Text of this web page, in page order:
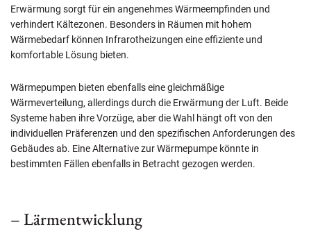
Erwärmung sorgt für ein angenehmes Wärmeempfinden und
verhindert Kältezonen. Besonders in Räumen mit hohem
Wärmebedarf können Infrarotheizungen eine effiziente und
komfortable Lösung bieten.
Wärmepumpen bieten ebenfalls eine gleichmäßige
Wärmeverteilung, allerdings durch die Erwärmung der Luft. Beide
Systeme haben ihre Vorzüge, aber die Wahl hängt oft von den
individuellen Präferenzen und den spezifischen Anforderungen des
Gebäudes ab. Eine Alternative zur Wärmepumpe könnte in
bestimmten Fällen ebenfalls in Betracht gezogen werden.
– Lärmentwicklung